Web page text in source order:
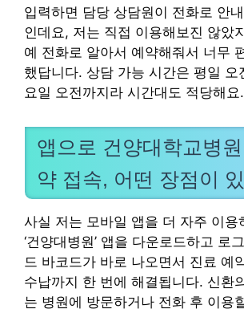
입력하면 담당 상담원이 전화로 안
인데요, 저는 직접 이용해보진 않았
예 전화로 알아서 예약해줘서 너무
했답니다. 상담 가능 시간은 평일 오
요일 오전까지라 시간대도 적당해요.
앱으로 건양대학교병
약 접속, 어떤 장점이
사실 저는 모바일 앱을 더 자주 이용
‘건양대병원’ 앱을 다운로드하고 로
드 바코드가 바로 나오면서 진료 예
수납까지 한 번에 해결됩니다. 신환
는 병원에 방문하거나 전화 후 이용